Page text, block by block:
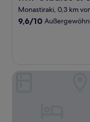
Monastiraki, 0,3 km
9.6
9,6/10